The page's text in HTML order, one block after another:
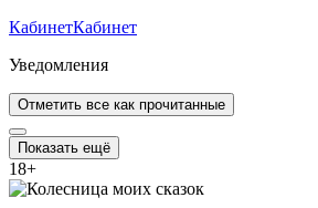
КабинетКабинет
Уведомления
Отметить все как прочитанные
Показать ещё
18+